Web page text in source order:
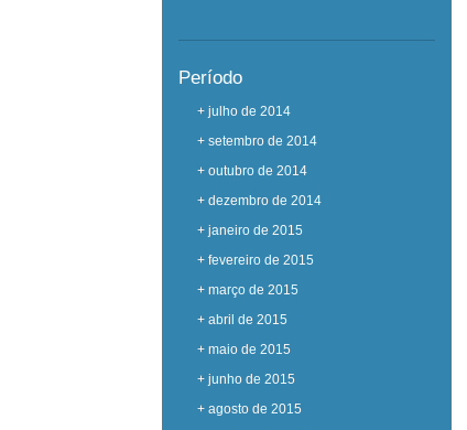
Período
+ julho de 2014
+ setembro de 2014
+ outubro de 2014
+ dezembro de 2014
+ janeiro de 2015
+ fevereiro de 2015
+ março de 2015
+ abril de 2015
+ maio de 2015
+ junho de 2015
+ agosto de 2015